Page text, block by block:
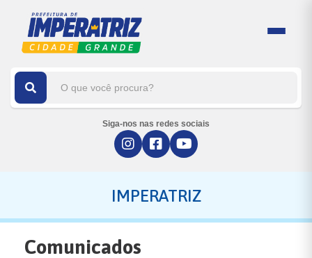
Siga-nos nas redes sociais
IMPERATRIZ
Comunicados